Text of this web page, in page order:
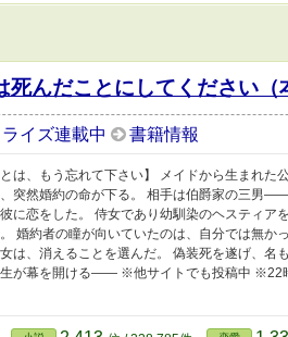
死んだことにしてください（
イズ連載中 書籍情報
とは、もう忘れて下さい】 メイドから生まれ
突然婚約の命が下る。 相手は伯爵家の三男
に恋をした。 侍女であり幼馴染のヘスティア
婚約者の瞳が向いていたのは、自分では無か
は、消えることを選んだ。 偽装死を遂げ、名
が幕を開ける―― ※他サイトでも投稿中 ※22